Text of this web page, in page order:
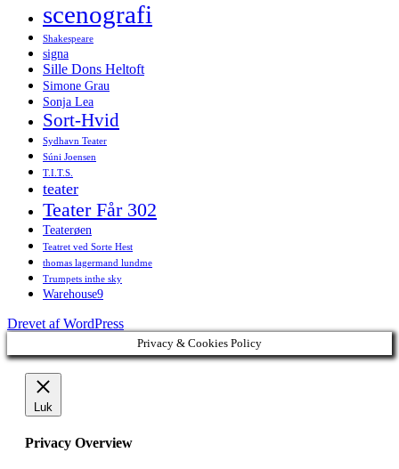
scenografi
Shakespeare
signa
Sille Dons Heltoft
Simone Grau
Sonja Lea
Sort-Hvid
Sydhavn Teater
Súni Joensen
T.I.T.S.
teater
Teater Får 302
Teaterøen
Teatret ved Sorte Hest
thomas lagermand lundme
Trumpets inthe sky
Warehouse9
Drevet af WordPress
Privacy & Cookies Policy
Luk
Privacy Overview